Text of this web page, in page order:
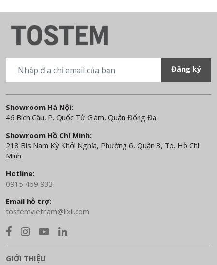
Showroom Hà Nội:
46 Bích Câu, P. Quốc Tử Giám, Quận Đống Đa
Showroom Hồ Chí Minh:
218 Bis Nam Kỳ Khởi Nghĩa, Phường 6, Quận 3, Tp. Hồ Chí
Minh
Hotline:
0915 459 933
Email hỗ trợ:
tostemvietnam@lixil.com
GIỚI THIỆU